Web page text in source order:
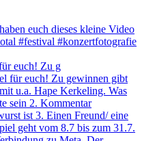
euch! Zu g